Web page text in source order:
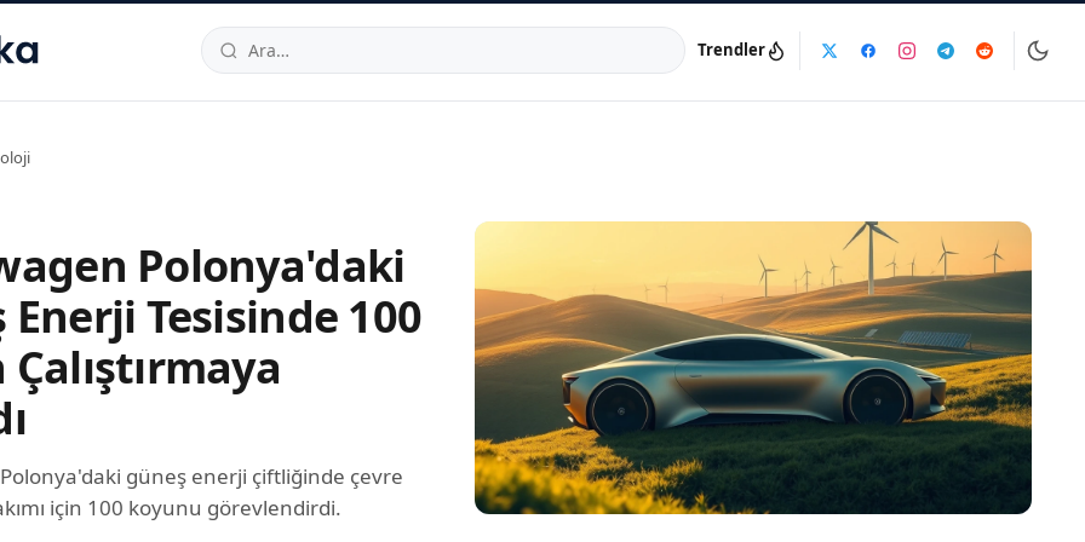
34520TRTelefon:0850 444 30 49E-posta:info@dijinika.net
Trendler
Polonya'daki
Enerji Tesisinde 100
güneş enerji çiftliğinde çevre
için 100 koyunu görevlendirdi.